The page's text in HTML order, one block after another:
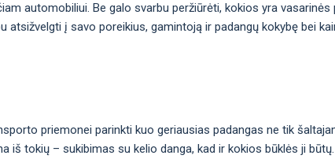
automobiliui. Be galo svarbu peržiūrėti, kokios yra vasarinės
į savo poreikius, gamintoją ir padangų kokybę bei
priemonei parinkti kuo geriausias padangas ne tik
iš tokių – sukibimas su kelio danga, kad ir kokios būklės ji